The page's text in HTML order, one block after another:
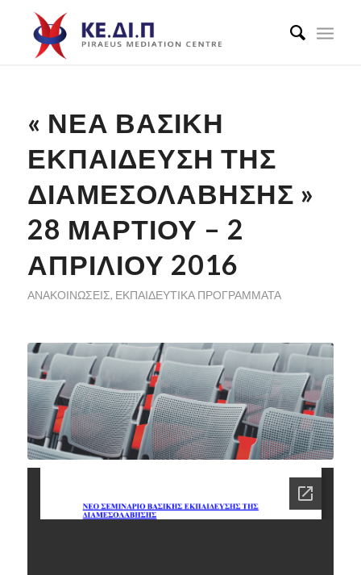
« ΝΈΑ ΒΑΣΙΚΉ
ΕΚΠΑΊΔΕΥΣΗ ΤΗΣ
ΔΙΑΜΕΣΟΛΆΒΗΣΗΣ »
28 ΜΑΡΤΊΟΥ – 2
ΑΠΡΙΛΊΟΥ 2016
ΑΝΑΚΟΙΝΏΣΕΙΣ, ΕΚΠΑΙΔΕΥΤΙΚΆ ΠΡΟΓΡΆΜΜΑΤΑ